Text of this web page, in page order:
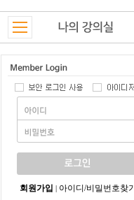
회원가입 아이디/비밀번호찾기